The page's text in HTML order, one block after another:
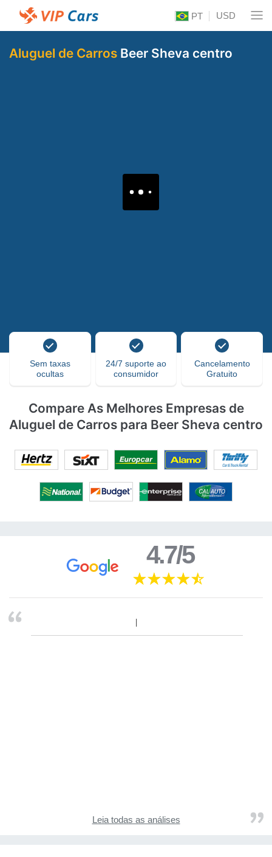
PT USD
Aluguel de Carros Beer Sheva centro
Sem taxas
ocultas
24/7 suporte ao
consumidor
Cancelamento
Gratuito
Compare As Melhores Empresas de
Aluguel de Carros para Beer Sheva centro
4.7/5
Leia todas as análises